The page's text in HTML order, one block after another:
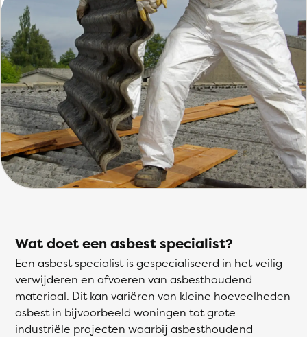
Wat doet een asbest specialist?
Een asbest specialist is gespecialiseerd in het veilig
verwijderen en afvoeren van asbesthoudend
materiaal. Dit kan variëren van kleine hoeveelheden
asbest in bijvoorbeeld woningen tot grote
industriële projecten waarbij asbesthoudend